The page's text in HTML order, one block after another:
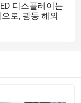
디스플레이는
로, 광동 해외